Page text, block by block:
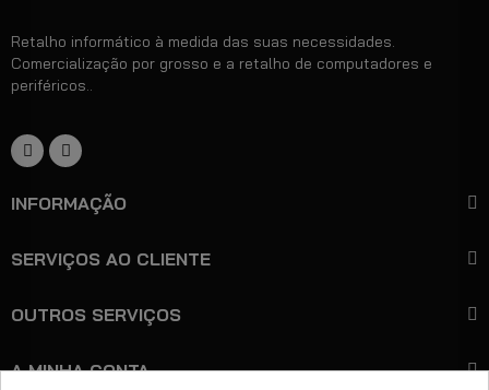
Retalho informático à medida das suas necessidades.
Comercialização por grosso e a retalho de computadores e
periféricos..
INFORMAÇÃO
SERVIÇOS AO CLIENTE
OUTROS SERVIÇOS
A MINHA CONTA